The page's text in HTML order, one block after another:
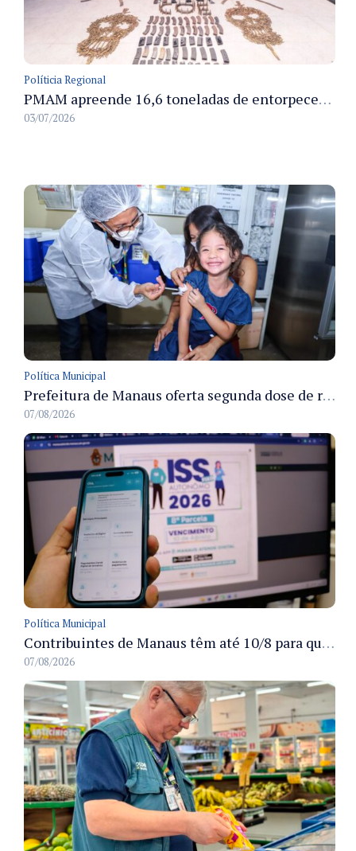
Políticia Regional
PMAM apreende 16,6 toneladas de entorpecentes e registra aumento nas prisões em flagrante e nas capturas de foragidos no primeiro semestre de 2026
03/07/2026
Política Municipal
Prefeitura de Manaus oferta segunda dose de reforço da vacina contra a poliomielite para crianças de 4 anos durante Campanha de Multivacinação 2026
07/08/2026
Política Municipal
Contribuintes de Manaus têm até 10/8 para quitar a oitava parcela do ISS Fixo 2026 com desconto disponível
07/08/2026